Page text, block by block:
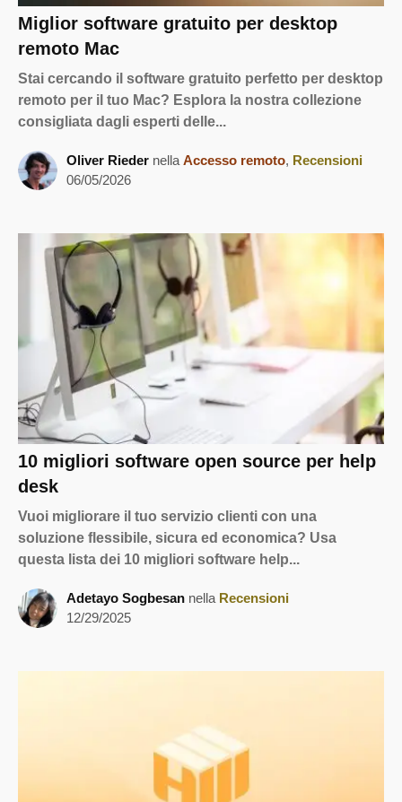
Miglior software gratuito per desktop
remoto Mac
Stai cercando il software gratuito perfetto per desktop
remoto per il tuo Mac? Esplora la nostra collezione
consigliata dagli esperti delle...
Oliver Rieder nella Accesso remoto, Recensioni
06/05/2026
10 migliori software open source per help
desk
Vuoi migliorare il tuo servizio clienti con una
soluzione flessibile, sicura ed economica? Usa
questa lista dei 10 migliori software help...
Adetayo Sogbesan nella Recensioni
12/29/2025